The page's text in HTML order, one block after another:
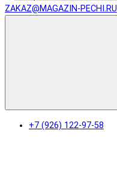
ZAKAZ@MAGAZIN-PECHI.RU
+7 (926) 122-97-58